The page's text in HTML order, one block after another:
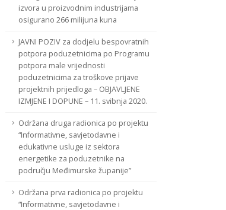
izvora u proizvodnim industrijama
osigurano 266 milijuna kuna
JAVNI POZIV za dodjelu bespovratnih
potpora poduzetnicima po Programu
potpora male vrijednosti
poduzetnicima za troškove prijave
projektnih prijedloga – OBJAVLJENE
IZMJENE I DOPUNE – 11. svibnja 2020.
Održana druga radionica po projektu
“Informativne, savjetodavne i
edukativne usluge iz sektora
energetike za poduzetnike na
području Međimurske županije”
Održana prva radionica po projektu
“Informativne, savjetodavne i